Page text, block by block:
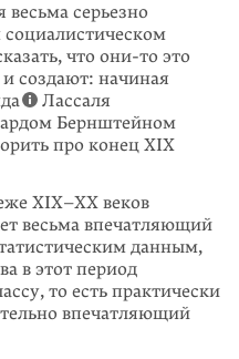
весьма серьезно
что они-то это
создают: начиная
Лассаля
Бернштейном
про конец XIX
XIX–XX веков
весьма впечатляющий
данным,
в этот период
то есть практически
впечатляющий